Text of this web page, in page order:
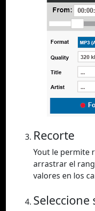
Recorte
Yout le permite
arrastrar el
valores en los